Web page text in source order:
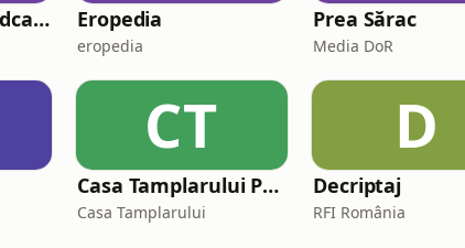
iCarte, iParte Podcast Eropedia
eropedia
Prea Sărac
Media DoR
CT
Casa Tamplarului Podcast
Casa Tamplarului
D
Decriptaj
RFI România